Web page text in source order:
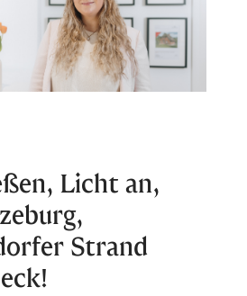
Licht an,
Strand